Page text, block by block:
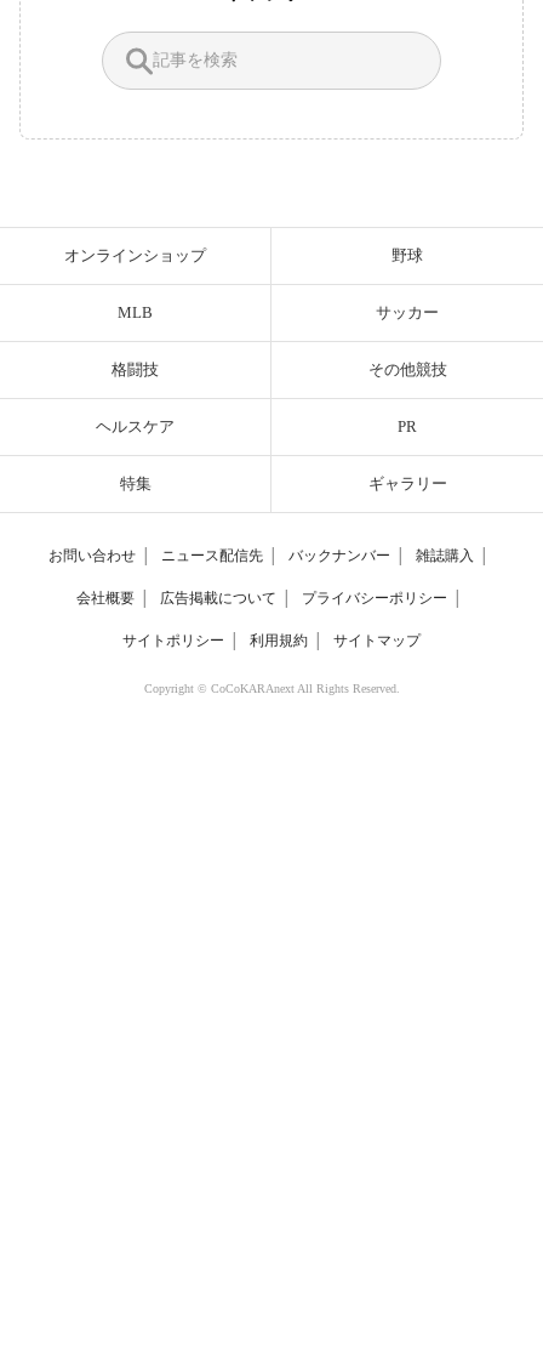
オンラインショップ 野球
MLB サッカー
格闘技 その他競技
ヘルスケア PR
特集 ギャラリー
お問い合わせ ニュース配信先 バックナンバー 雑誌購入
会社概要 広告掲載について プライバシーポリシー
サイトポリシー 利用規約 サイトマップ
Copyright © CoCoKARAnext All Rights Reserved.